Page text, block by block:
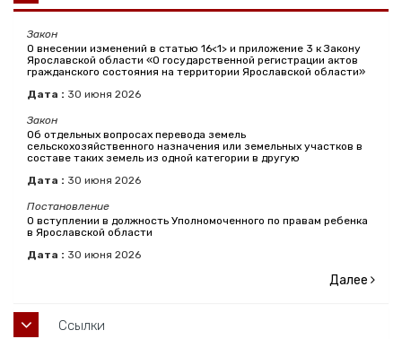
Закон
О внесении изменений в статью 16<1> и приложение 3 к Закону
Ярославской области «О государственной регистрации актов
гражданского состояния на территории Ярославской области»
Дата : 30 июня 2026
Закон
Об отдельных вопросах перевода земель
сельскохозяйственного назначения или земельных участков в
составе таких земель из одной категории в другую
Дата : 30 июня 2026
Постановление
О вступлении в должность Уполномоченного по правам ребенка
в Ярославской области
Дата : 30 июня 2026
Далее
Ссылки